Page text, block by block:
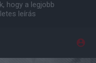
hogy a legjobb
leírás